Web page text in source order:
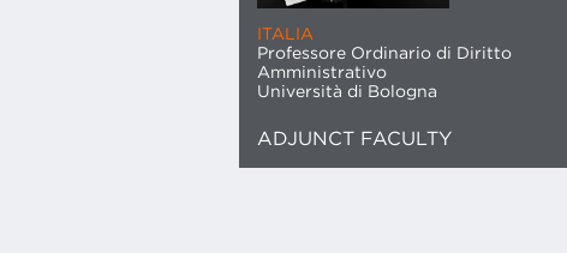
ITALIA
Professore Ordinario di Diritto
Amministrativo
Università di Bologna
ADJUNCT FACULTY